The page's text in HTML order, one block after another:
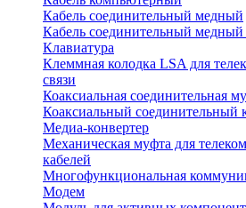
Кабель соединительный медный
Кабель соединительный
Клавиатура
Клеммная колодка LSA для
связи
Коаксиальная соединительная
Коаксиальный соединительный
Медиа-конвертер
Механическая муфта для
кабелей
Многофункциональная
Модем